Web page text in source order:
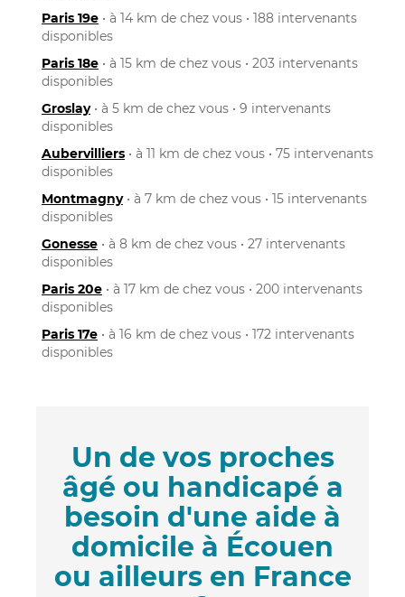
Paris 19e • à 14 km de chez vous • 188 intervenants
disponibles
Paris 18e • à 15 km de chez vous • 203 intervenants
disponibles
Groslay• à 5 km de chez vous • 9 intervenants
disponibles
Aubervilliers • à 11 km de chez vous • 75 intervenants
disponibles
Montmagny• à 7 km de chez vous • 15 intervenants
disponibles
Gonesse • à 8 km de chez vous • 27 intervenants
disponibles
Paris 20e • à 17 km de chez vous • 200 intervenants
disponibles
Paris 17e • à 16 km de chez vous • 172 intervenants
disponibles
Un de vos proches
âgé ou handicapé a
besoin d'une aide à
domicile à Écouen
ou ailleurs en France